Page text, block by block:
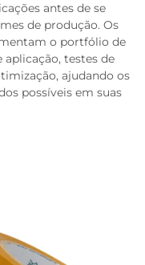
antes de se
de produção. Os
o portfólio de
testes de
ajudando os
possíveis em suas